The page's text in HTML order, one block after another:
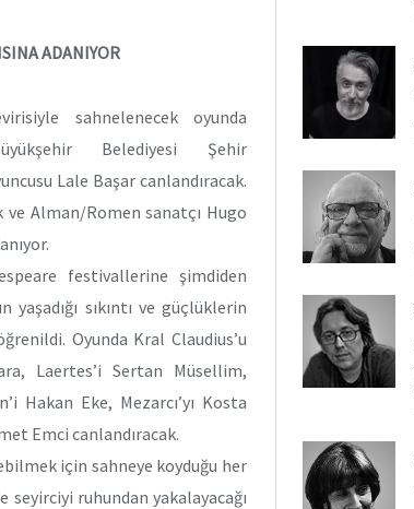
ADANIYOR
sahnelenecek oyunda
Belediyesi Şehir
Lale Başar canlandıracak.
ve Alman/Romen sanatçı Hugo
festivallerine şimdiden
sıkıntı ve güçlüklerin
Oyunda Kral Claudius’u
Laertes’i Sertan Müsellim,
Hakan Eke, Mezarcı’yı Kosta
Emci canlandıracak.
için sahneye koyduğu her
ruhundan yakalayacağı